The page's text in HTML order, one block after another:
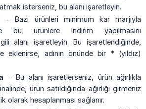
isterseniz, bu alanı işaretleyin.
– Bazı ürünleri minimum kar marjıyla
bu ürünlere indirim yapılmasını
alanı işaretleyin. Bu işaretlendiğinde,
eklenirse, adının önünde bir * (yıldız)
– Bu alanı işaretlerseniz, ürün ağırlıkla
ürün satıldığında ağırlığı girmeniz
olarak hesaplanması sağlanır.